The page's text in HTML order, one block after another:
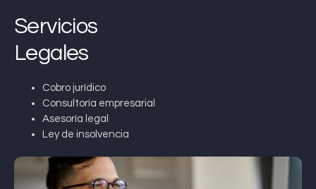
Servicios
Legales
Cobro jurídico
Consultoría empresarial
Asesoría legal
Ley de insolvencia